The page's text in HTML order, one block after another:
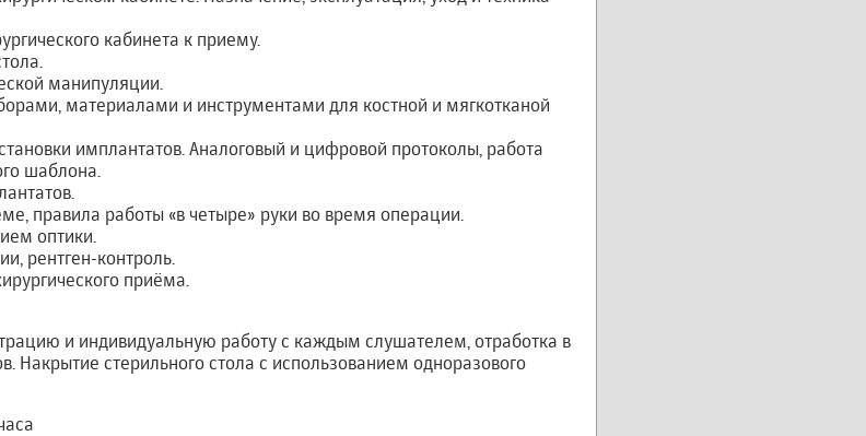
кабинета к приему.
манипуляции.
материалами и инструментами для костной и мягкотканой
имплантатов. Аналоговый и цифровой протоколы, работа
шаблона.
правила работы «в четыре» руки во время операции.
оптики.
рентген-контроль.
приёма.
и индивидуальную работу с каждым слушателем, отработка в
Накрытие стерильного стола с использованием одноразового